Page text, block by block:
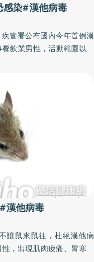
感染#漢他病毒
管署公布國內今年首例漢
飲業男性，活動範圍以住
住家人無疑似症狀。衛生
施，並提供民眾衛教等防
漢他病毒感染依據歷年統
病例，均為本土病例。漢
入或接觸遭鼠糞尿污染帶
毒的齧齒類動物咬傷，就
續性發燒、結膜充血、虛
臉潮紅等，約第3至6天出
少尿，部分患者會出現休
竭，經治療後病況可改
排泄物潛伏期數天至兩
頭痛、倦怠、腹痛、下背
犯腎臟等。疾管署呼籲，
三不措施是預防漢他病毒
漢他病毒
讓鼠來鼠往，杜絕漢他病
，出現肌肉痠痛、胃寒、